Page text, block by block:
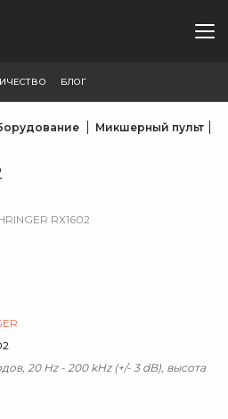
БЛОГ
Микшерный пульт
20 Hz - 200 kHz (+/- 3 dB), высота